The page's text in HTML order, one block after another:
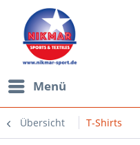
Menü
Übersicht T-Shirts